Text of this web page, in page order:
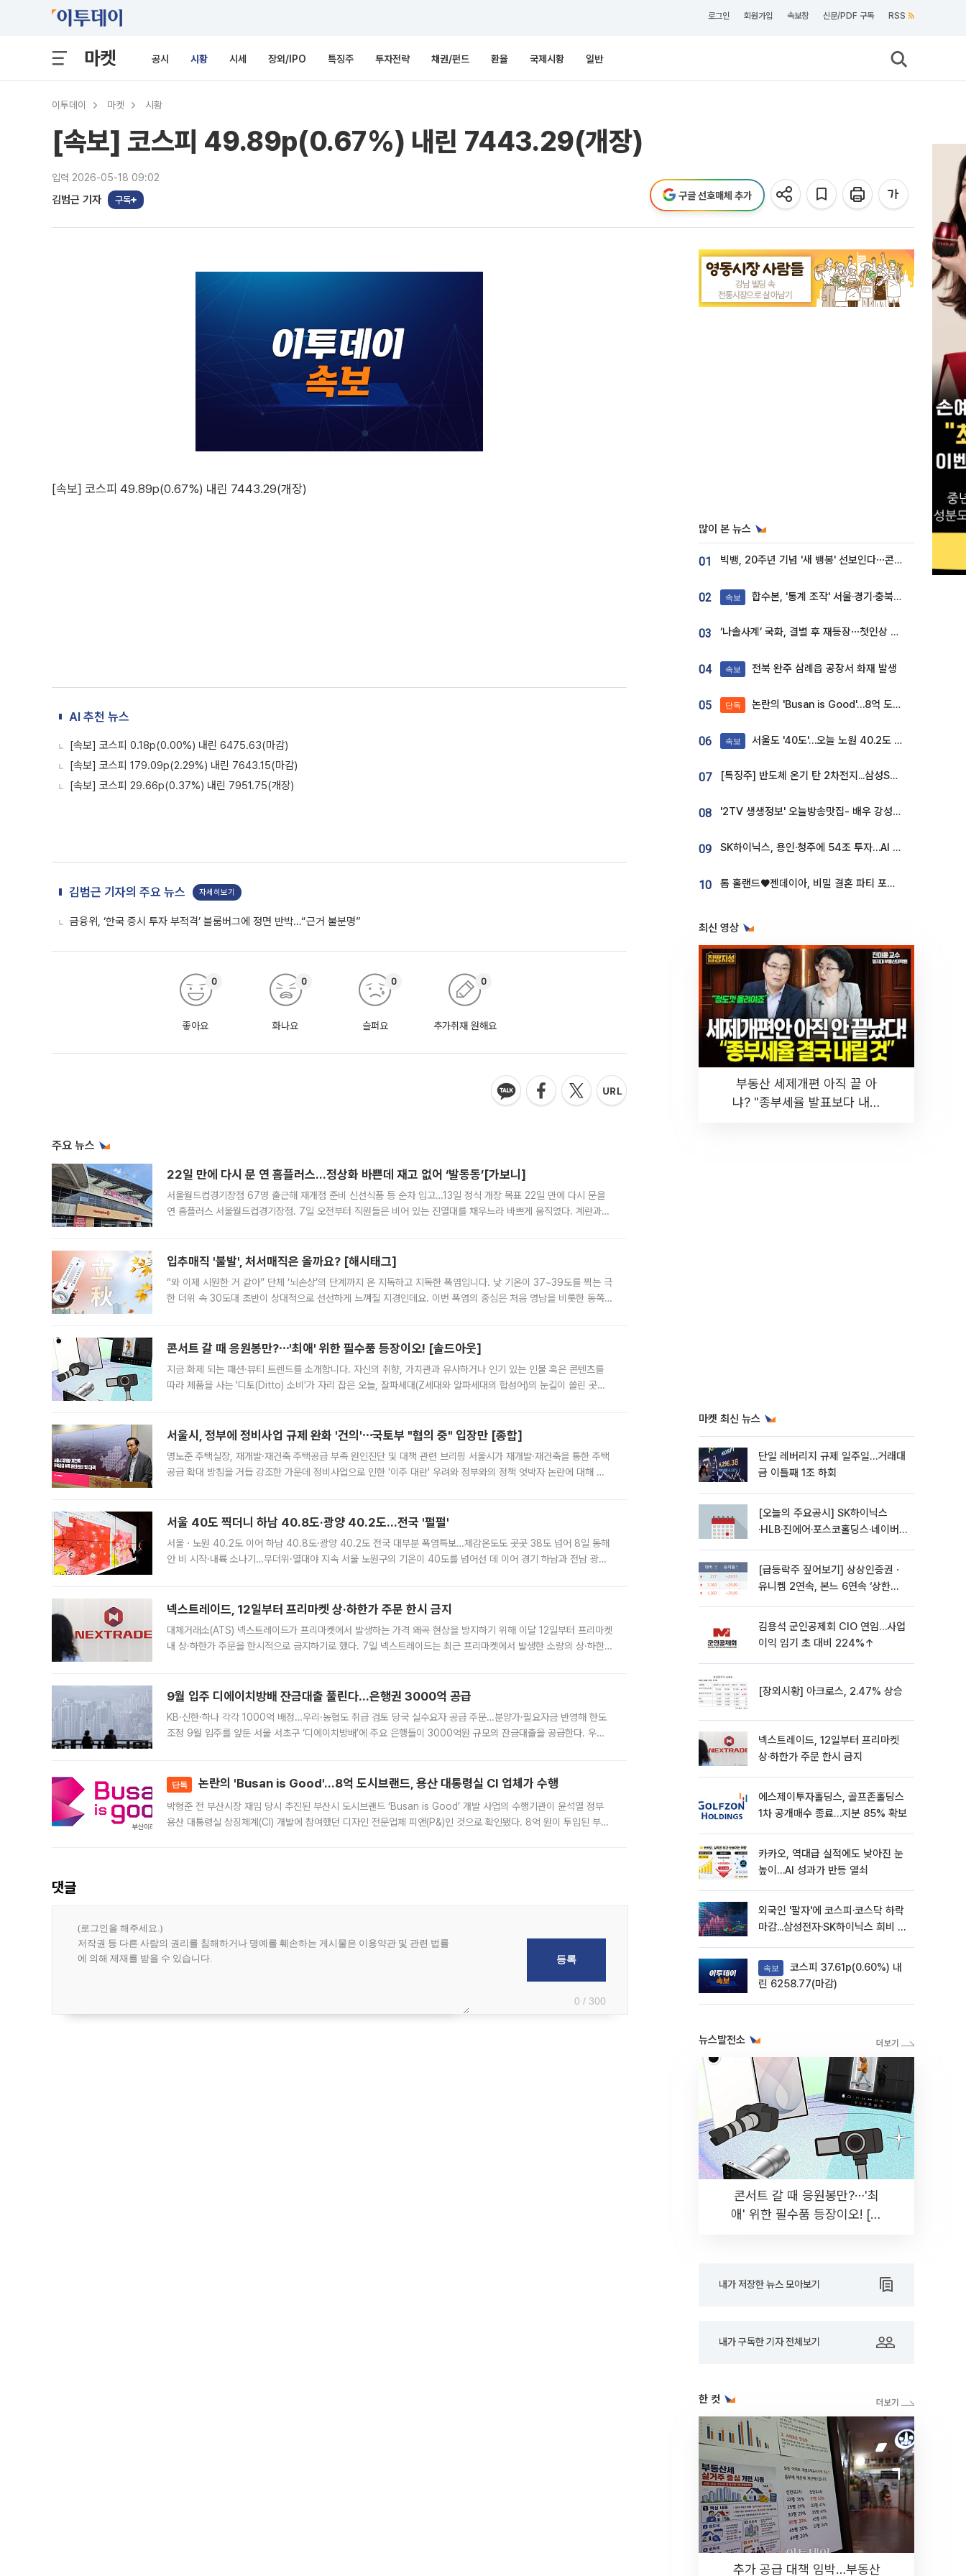
로그인 회원가입 속보창 신문/PDF 구독 RSS
마켓 공시 시황 시세 장외/IPO 특징주 투자전략 채권/펀드 환율 국제시황 일반
이투데이 마켓 시황
[속보] 코스피 49.89p(0.67%) 내린 7443.29(개장)
입력 2026-05-18 09:02
김범근 기자 구독 구글 선호매체 추가
[속보] 코스피 49.89p(0.67%) 내린 7443.29(개장)
AI 추천 뉴스
[속보] 코스피 0.18p(0.00%) 내린 6475.63(마감)
[속보] 코스피 179.09p(2.29%) 내린 7643.15(마감)
[속보] 코스피 29.66p(0.37%) 내린 7951.75(개장)
김범근 기자의 주요 뉴스 자세히보기
금융위, ‘한국 증시 투자 부적격’ 블룸버그에 정면 반박…“근거 불분명”
좋아요
0
화나요
0
슬퍼요
0
추가취재 원해요
0
주요 뉴스
22일 만에 다시 문 연 홈플러스…정상화 바쁜데 재고 없어 ‘발동동’[가보니]
서울월드컵경기장점 67명 출근해 재개점 준비 신선식품 등 순차 입고…13일 정식 개장 목표 22일 만에 다시 문을
연 홈플러스 서울월드컵경기장점. 7일 오전부터 직원들은 비어 있는 진열대를 채우느라 바쁘게 움직였다. 계란과
입추매직 '불발', 처서매직은 올까요? [해시태그]
“와 이제 시원한 거 같아” 단체 ‘뇌손상’의 단계까지 온 지독하고 지독한 폭염입니다. 낮 기온이 37~39도를 찍는 극
한 더위 속 30도대 초반이 상대적으로 선선하게 느껴질 지경인데요. 이번 폭염의 중심은 처음 영남을 비롯한 동쪽
콘서트 갈 때 응원봉만?⋯'최애' 위한 필수품 등장이오! [솔드아웃]
지금 화제 되는 패션·뷰티 트렌드를 소개합니다. 자신의 취향, 가치관과 유사하거나 인기 있는 인물 혹은 콘텐츠를
따라 제품을 사는 '디토(Ditto) 소비'가 자리 잡은 오늘, 잘파세대(Z세대와 알파세대의 합성어)의 눈길이 쏠린 곳은
서울시, 정부에 정비사업 규제 완화 '건의'⋯국토부 "협의 중" 입장만 [종합]
명노준 주택실장, 재개발·재건축 주택공급 부족 원인진단 및 대책 관련 브리핑 서울시가 재개발·재건축을 통한 주택
공급 확대 방침을 거듭 강조한 가운데 정비사업으로 인한 '이주 대란' 우려와 정부와의 정책 엇박자 논란에 대해 정
서울 40도 찍더니 하남 40.8도·광양 40.2도…전국 '펄펄'
서울ㆍ노원 40.2도 이어 하남 40.8도·광양 40.2도 전국 대부분 폭염특보…체감온도도 곳곳 38도 넘어 8일 동해
안 비 시작·내륙 소나기…무더위·열대야 지속 서울 노원구의 기온이 40도를 넘어선 데 이어 경기 하남과 전남 광양
넥스트레이드, 12일부터 프리마켓 상·하한가 주문 한시 금지
대체거래소(ATS) 넥스트레이드가 프리마켓에서 발생하는 가격 왜곡 현상을 방지하기 위해 이달 12일부터 프리마켓
내 상·하한가 주문을 한시적으로 금지하기로 했다. 7일 넥스트레이드는 최근 프리마켓에서 발생한 소량의 상·하한
9월 입주 디에이치방배 잔금대출 풀린다…은행권 3000억 공급
KB·신한·하나 각각 1000억 배정…우리·농협도 취급 검토 당국 실수요자 공급 주문…분양가·필요자금 반영해 한도
조정 9월 입주를 앞둔 서울 서초구 ‘디에이치방배’에 주요 은행들이 3000억원 규모의 잔금대출을 공급한다. 우리
단독 논란의 'Busan is Good'…8억 도시브랜드, 용산 대통령실 CI 업체가 수행
박형준 전 부산시장 재임 당시 추진된 부산시 도시브랜드 ‘Busan is Good’ 개발 사업의 수행기관이 윤석열 정부
용산 대통령실 상징체계(CI) 개발에 참여했던 디자인 전문업체 피앤(P&)인 것으로 확인됐다. 8억 원이 투입된 부산
댓글
0 / 300
많이 본 뉴스
01 빅뱅, 20주년 기념 '새 뱅봉' 선보인다⋯콘서트 앞두고 팝업 개최
02 속보 합수본, '통계 조작' 서울·경기·충북 선관위 등 추가 압수수색
03 ‘나솔사계’ 국화, 결별 후 재등장⋯첫인상 투표 휩쓸고 ‘인기녀’ 등극
04 속보 전북 완주 삼례읍 공장서 화재 발생
05 단독 논란의 'Busan is Good'…8억 도시브랜드, 용산 대통령실 CI 업체가 수행
06 속보 서울도 '40도'…오늘 노원 40.2도 기록
07 [특징주] 반도체 온기 탄 2차전지...삼성SDI, 장 초반 7% 넘게 껑충
08 '2TV 생생정보' 오늘방송맛집- 배우 강성진 단골! 쌀국수ㆍ푸팟퐁 커리 맛집 '블○○○'
09 SK하이닉스, 용인·청주에 54조 투자…AI 메모리 생산기지 키운다
10 톰 홀랜드♥젠데이아, 비밀 결혼 파티 포착⋯호텔 대관비만 9억
최신 영상
부동산 세제개편 아직 끝 아
냐? "종부세율 발표보다 내릴
마켓 최신 뉴스
단일 레버리지 규제 일주일…거래대
금 이틀째 1조 하회
[오늘의 주요공시] SK하이닉스
·HLB·진에어·포스코홀딩스·네이버·
[급등락주 짚어보기] 상상인증권ㆍ
유니켐 2연속, 본느 6연속 ‘상한
김용석 군인공제회 CIO 연임…사업
이익 임기 초 대비 224%↑
[장외시황] 아크로스, 2.47% 상승
넥스트레이드, 12일부터 프리마켓
상·하한가 주문 한시 금지
에스제이투자홀딩스, 골프존홀딩스
1차 공개매수 종료…지분 85% 확보
카카오, 역대급 실적에도 낮아진 눈
높이…AI 성과가 반등 열쇠
외국인 '팔자'에 코스피·코스닥 하락
마감...삼성전자·SK하이닉스 희비 갈
속보
린 6258.77(마감)
뉴스발전소
콘서트 갈 때 응원봉만?⋯'최
애' 위한 필수품 등장이오! [솔
내가 저장한 뉴스 모아보기
내가 구독한 기자 전체보기
한 컷
추가 공급 대책 임박…부동산